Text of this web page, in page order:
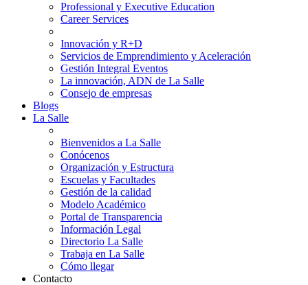
Professional y Executive Education
Career Services
Innovación y R+D
Servicios de Emprendimiento y Aceleración
Gestión Integral Eventos
La innovación, ADN de La Salle
Consejo de empresas
Blogs
La Salle
Bienvenidos a La Salle
Conócenos
Organización y Estructura
Escuelas y Facultades
Gestión de la calidad
Modelo Académico
Portal de Transparencia
Información Legal
Directorio La Salle
Trabaja en La Salle
Cómo llegar
Contacto